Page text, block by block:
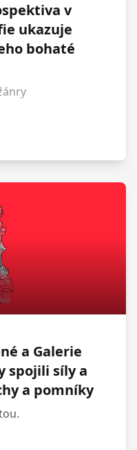
v
ukazuje
bohaté
a Galerie
spojili síly a
a pomníky